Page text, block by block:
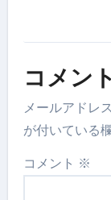
コメン
メールアドレ
が付いている
コメント ※